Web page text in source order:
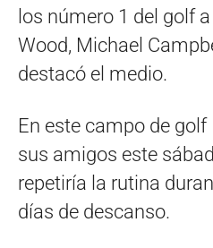
los número 1 del golf
Wood, Michael
destacó el medio.
En este campo de
sus amigos este
repetiría la rutina
días de descanso.